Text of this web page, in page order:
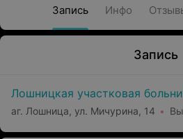
Запись Инфо
Запись
Лошницкая участковая
аг. Лошница, ул. Мичурина, 14